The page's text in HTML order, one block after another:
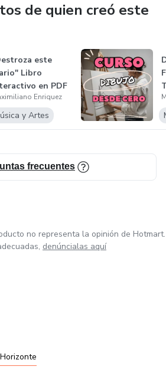
de quien creó este
este
Libro
en PDF
Enriquez
y Artes
frecuentes
no representa la opinión de Hotmart.
denúncialas aquí